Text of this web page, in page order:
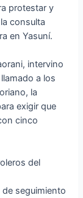
protestar y
consulta
en Yasuní.
intervino
a los
la
exigir que
cinco
del
de seguimiento